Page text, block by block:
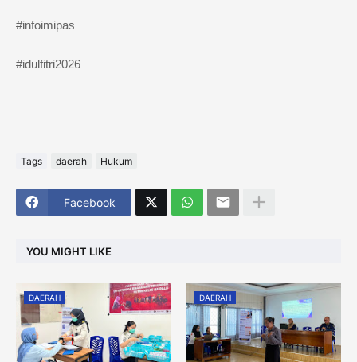
#infoimipas
#idulfitri2026
Tags daerah Hukum
Facebook
YOU MIGHT LIKE
DAERAH DAERAH